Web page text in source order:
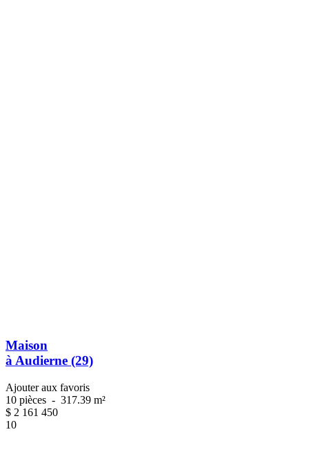
Maison
à Audierne (29)
Ajouter aux favoris
10 pièces - 317.39 m²
$ 2 161 450
10